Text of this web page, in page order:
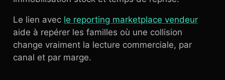
Le lien avec le reporting marketplace vendeur
aide à repérer les familles où une collision
change vraiment la lecture commerciale, par
canal et par marge.